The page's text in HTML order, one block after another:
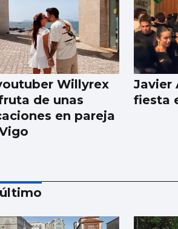
Willyrex
de unas
en pareja
Javier
fiesta